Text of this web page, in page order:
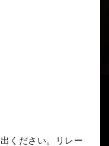
ください。リレー